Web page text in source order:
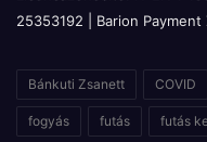
25353192 | Barion Payment
Bánkuti Zsanett COVID
fogyás futás futás